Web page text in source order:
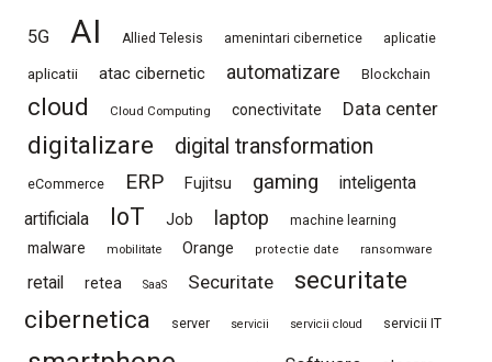
5G AI Allied Telesis amenintari cibernetice aplicatie
aplicatii atac cibernetic automatizare Blockchain
cloud Cloud Computing conectivitate Data center
digitalizare digital transformation
eCommerce ERP Fujitsu gaming
inteligenta
artificiala
IoT Job laptop machine learning
malware mobilitate Orange protectie date ransomware
retail retea SaaS Securitate
securitate
cibernetica
server servicii servicii cloud servicii IT